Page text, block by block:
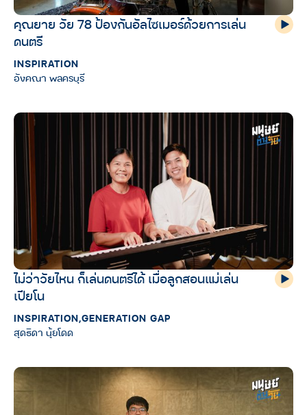
คุณยาย วัย 78 ป้องกันอัลไซเมอร์ด้วยการเล่น
ดนตรี
INSPIRATION
อังคณา พลครบุรี
ไม่ว่าวัยไหน ก็เล่นดนตรีได้ เมื่อลูกสอนแม่เล่น
เปียโน
INSPIRATION,GENERATION GAP
สุดธิดา นุ้ยโดด